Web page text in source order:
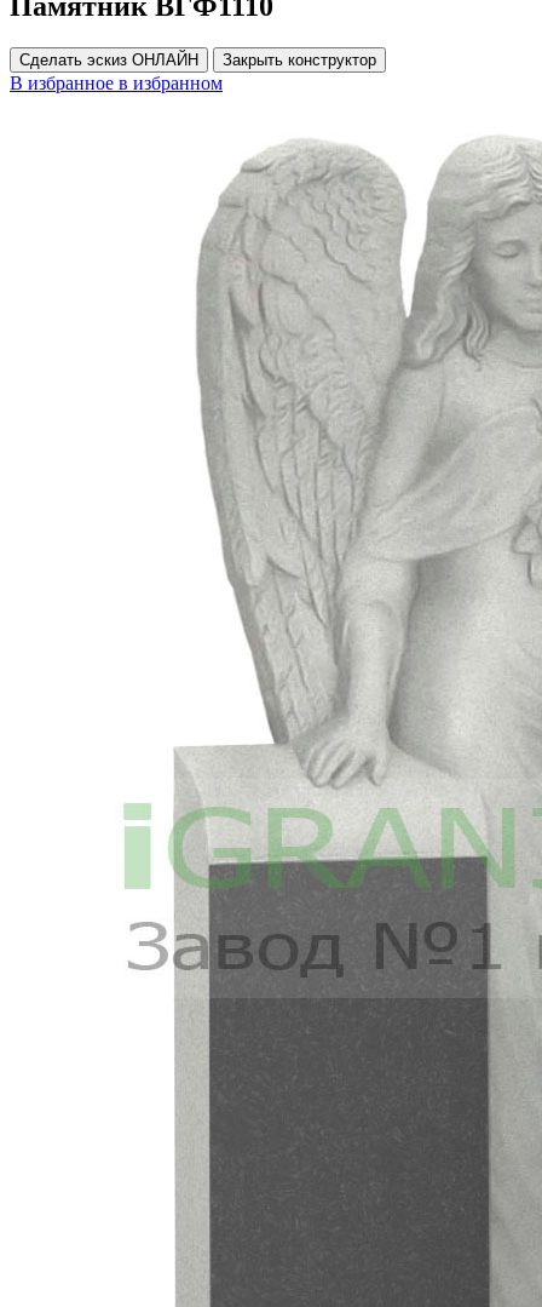
Памятник ВГФ1110
Сделать эскиз ОНЛАЙН Закрыть конструктор
В избранное в избранном